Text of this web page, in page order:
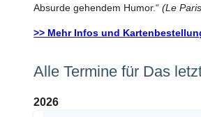
Absurde gehendem Humor.“(Le
>> Mehr Infos und
Alle Termine für Das
2026